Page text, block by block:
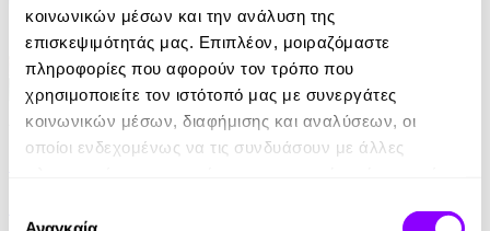
κοινωνικών μέσων και την ανάλυση της
επισκεψιμότητάς μας. Επιπλέον, μοιραζόμαστε
πληροφορίες που αφορούν τον τρόπο που
χρησιμοποιείτε τον ιστότοπό μας με συνεργάτες
κοινωνικών μέσων, διαφήμισης και αναλύσεων, οι
οποίοι ενδεχομένως να τις συνδυάσουν με άλλες
των υπηρεσιών τους.
Audiobook • 1 Credit
Κάτω από τον Ίδιο Ουρανό